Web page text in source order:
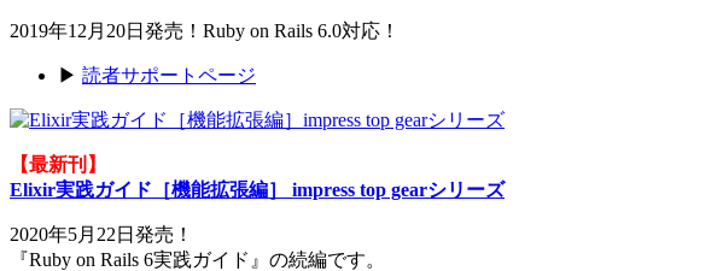
2019年12月20日発売！Ruby on Rails 6.0対応！
▶ 読者サポートページ
【最新刊】
Elixir実践ガイド［機能拡張編］ impress top gearシリーズ
2020年5月22日発売！
『Ruby on Rails 6実践ガイド』の続編です。